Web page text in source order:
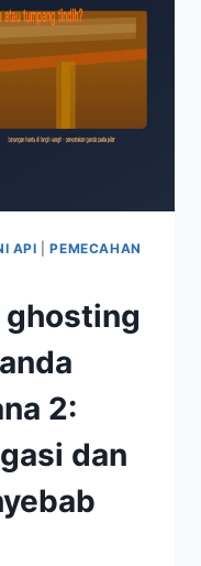
API |PEMECAHAN
ghosting
2:
dan